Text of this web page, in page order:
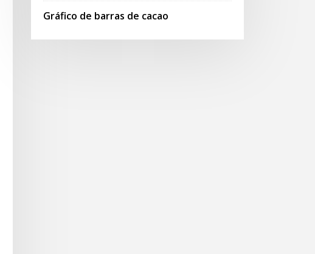
Gráfico de barras de cacao